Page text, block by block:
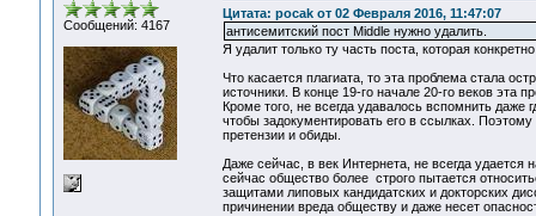
Сообщений: 4167
Цитата: pocak от 02 Февраля 2016, 11:47:07
антисемитский пост Middle нужно удалить.
Я удалит только ту часть поста, которая
Что касается плагиата, то эта проблема стала
источники. В конце 19-го начале 20-го веков эта
Кроме того, не всегда удавалось вспомнить даже
чтобы задокументировать его в ссылках.
претензии и обиды.
Даже сейчас, в век Интернета, не всегда удается
сейчас общество более строго пытается
защитами липовых кандидатских и докторских
причинении вреда обществу и даже несет